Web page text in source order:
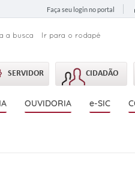
Faça seu login no portal
a busca Ir para o rodapé
SERVIDOR CIDADÃO
OUVIDORIA e-SIC